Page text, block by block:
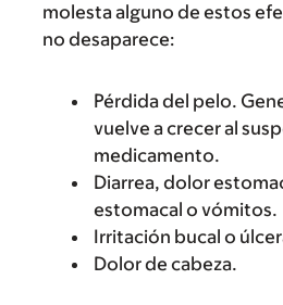
molesta alguno de estos
no desaparece:
Pérdida del pelo.
vuelve a crecer al
medicamento.
Diarrea, dolor
estomacal o vómitos.
Irritación bucal o
Dolor de cabeza.